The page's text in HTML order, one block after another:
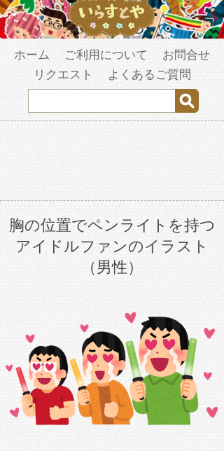
ホーム ご利用について
お問合せ
リクエスト
よくあるご質問
胸の位置でペンライトを持つ
アイドルファンのイラスト
（男性）